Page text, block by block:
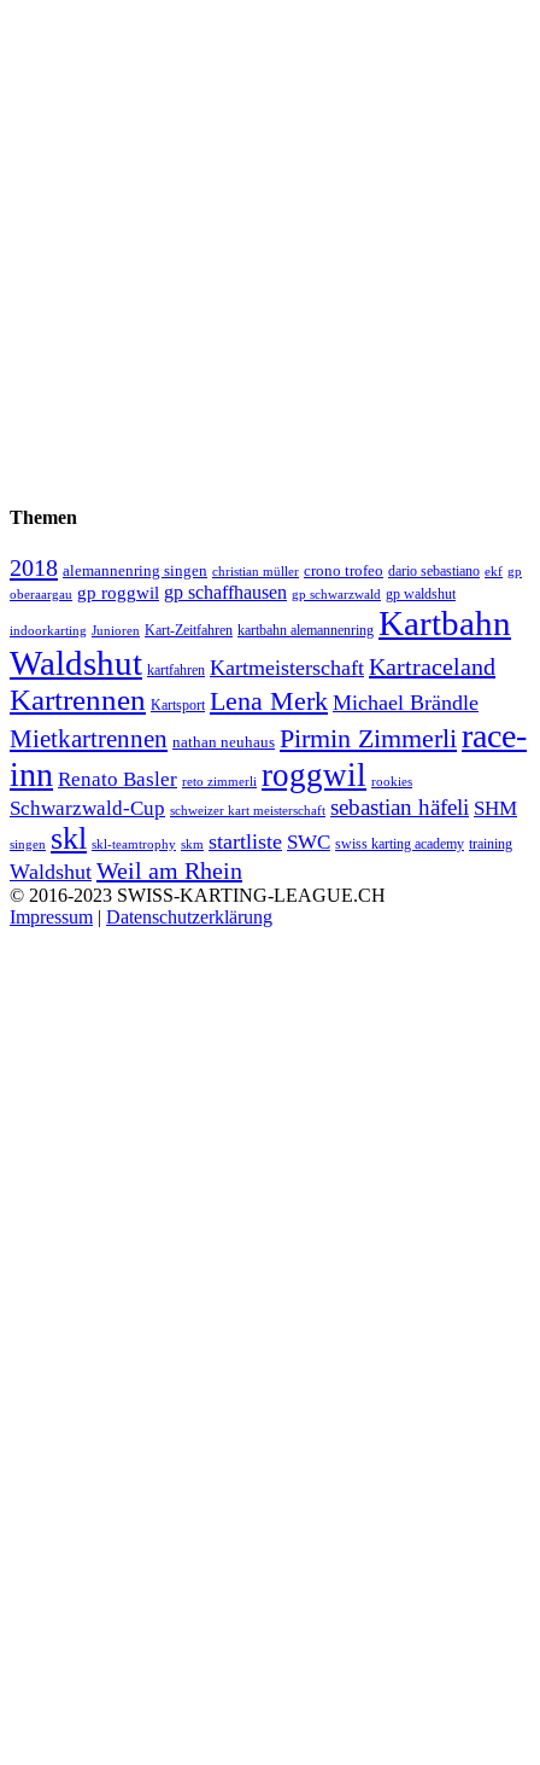
Themen
2018 alemannenring singen christian müller crono trofeo dario sebastiano ekf gp
oberaargau gp roggwil gp schaffhausen gp schwarzwald gp waldshut
indoorkarting Junioren Kart-Zeitfahren kartbahn alemannenring Kartbahn
Waldshut kartfahren Kartmeisterschaft Kartraceland
Kartrennen Kartsport Lena Merk Michael Brändle
Mietkartrennen nathan neuhaus Pirmin Zimmerlirace-
inn Renato Basler reto zimmerli roggwil rookies
Schwarzwald-Cup schweizer kart meisterschaft sebastian häfeli SHM
singen skl skl-teamtrophy skm startliste SWC swiss karting academy training
Waldshut Weil am Rhein
© 2016-2023 SWISS-KARTING-LEAGUE.CH
Impressum | Datenschutzerklärung